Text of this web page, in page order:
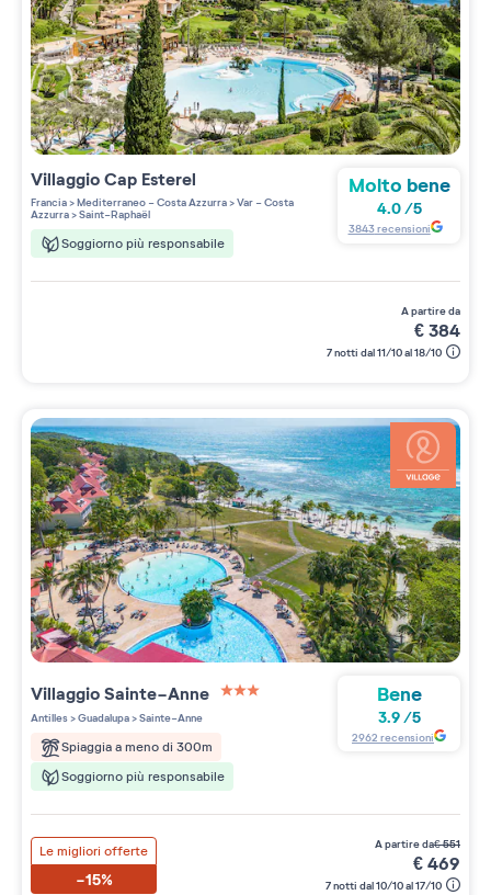
VillaggioCap Esterel
Francia>Mediterraneo - Costa Azzurra>Var - Costa
Azzurra>Saint-Raphaël
Soggiorno più responsabile
Molto bene
4.0/5
3843recensioni
a partire da
€384
7 notti dal 11/10 al 18/10
VillaggioSainte-Anne
Antilles>Guadalupa>Sainte-Anne
Spiaggia a meno di 300m
Soggiorno più responsabile
Bene
3.9/5
2962 recensioni
Le migliori offerte
-15%
a partire da€551
€469
7 notti dal 10/10 al 17/10